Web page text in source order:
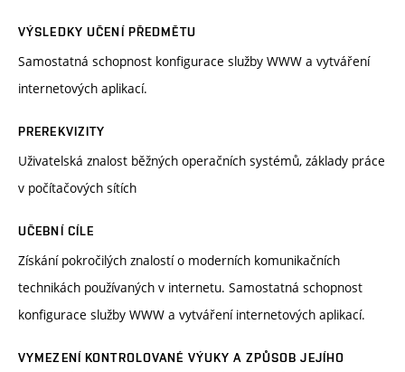
VÝSLEDKY UČENÍ PŘEDMĚTU
Samostatná schopnost konfigurace služby WWW a vytváření
internetových aplikací.
PREREKVIZITY
Uživatelská znalost běžných operačních systémů, základy práce
v počítačových sítích
UČEBNÍ CÍLE
Získání pokročilých znalostí o moderních komunikačních
technikách používaných v internetu. Samostatná schopnost
konfigurace služby WWW a vytváření internetových aplikací.
VYMEZENÍ KONTROLOVANÉ VÝUKY A ZPŮSOB JEJÍHO